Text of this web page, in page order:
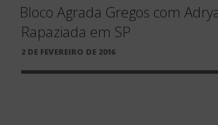
Bloco Agrada Gregos com
Rapaziada em SP
PUBLICADO
2 DE FEVEREIRO DE 2016